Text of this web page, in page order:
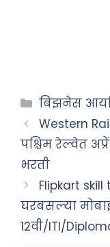
बिझनेस
Western
पश्चिम रेल्वेत
भरती
Flipkart
घरबसल्या
12वी/ITI/